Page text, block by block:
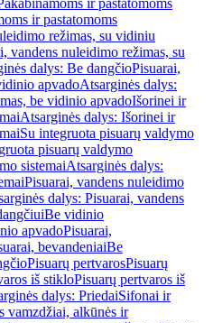
ir pastatomoms
ir pastatomoms
režimas, su vidiniu
vandens nuleidimo režimas, su
dalys: Be dangčioPisuarai,
apvadoAtsarginės dalys:
be vidinio apvadoIšorinei ir
Atsarginės dalys: Išorinei ir
Su integruota pisuarų valdymo
pisuarų valdymo
sistemaiAtsarginės dalys:
Pisuarai, vandens nuleidimo
dalys: Pisuarai, vandens
Be vidinio
apvadoPisuarai,
bevandeniaiBe
Pisuarų pertvarosPisuarų
iš stikloPisuarų pertvaros iš
dalys: PriedaiSifonai ir
vamzdžiai, alkūnės ir